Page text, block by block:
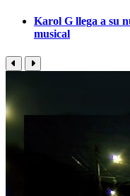
Karol G llega a su
musical